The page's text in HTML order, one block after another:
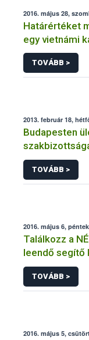
2016. május 28,
Határértéket
egy vietnámi
TOVÁBB >
2013. február 18,
Budapesten
TOVÁBB >
2016. május 6, péntek
Találkozz a
leendő segítő
TOVÁBB >
2016. május 5,